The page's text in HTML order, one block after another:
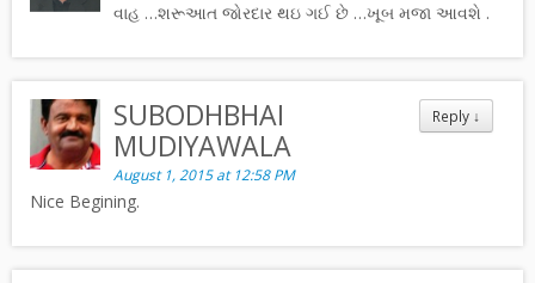
વાહ …શરૂઆત જોરદાર થઇ ગઈ છે …ખૂબ મજા આવશે .
Reply ↓
SUBODHBHAI
MUDIYAWALA
August 1, 2015 at 12:58 PM
Nice Begining.